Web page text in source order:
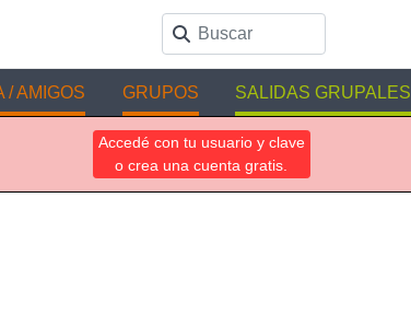
/ AMIGOS GRUPOS SALIDAS GRUPALES
Accedé con tu usuario y clave
o crea una cuenta gratis.